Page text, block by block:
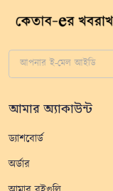
আমার অ্যাকাউন্ট
ড্যাশবোর্ড
অর্ডার